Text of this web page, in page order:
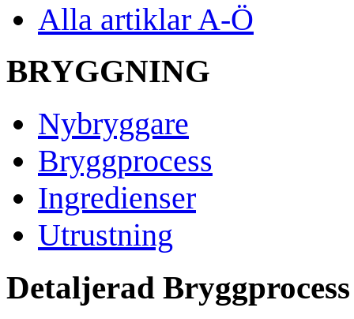
Alla artiklar A-Ö
BRYGGNING
Nybryggare
Bryggprocess
Ingredienser
Utrustning
Detaljerad Bryggprocess